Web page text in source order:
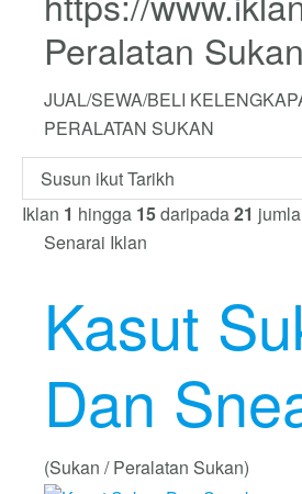
Peralatan Sukan
JUAL/SEWA/BELI
PERALATAN SUKAN
Iklan 1 hingga 15daripada21
Senarai Iklan
Kasut
Dan
(Sukan / Peralatan Sukan)